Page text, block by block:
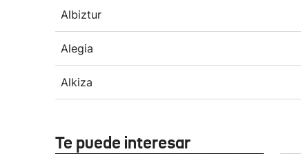
Albiztur
Alegia
Alkiza
Te puede interesar